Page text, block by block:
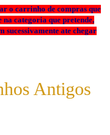
o carrinho de compras que
categoria que pretende,
sucessivamente ate chegar
Antigos